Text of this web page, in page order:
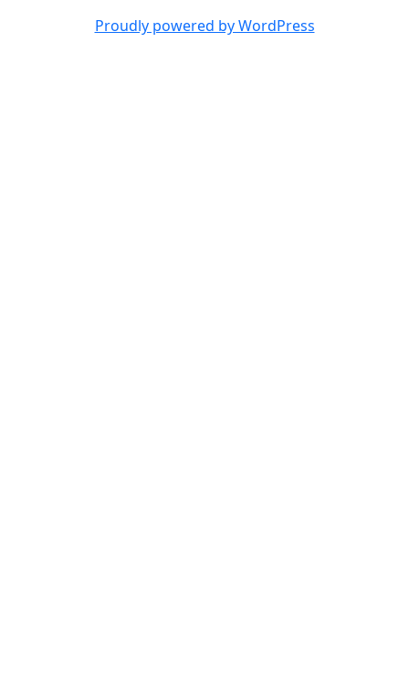
Proudly powered by WordPress